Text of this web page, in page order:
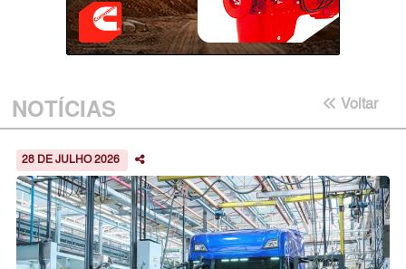
NOTÍCIAS Voltar
28 DE JULHO 2026